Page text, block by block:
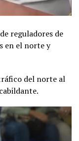
reguladores de
en el norte y
del norte al